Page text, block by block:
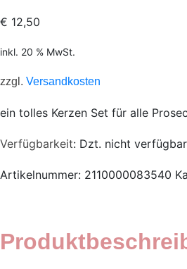
€ 12,50
inkl. 20 % MwSt.
zzgl. Versandkosten
ein tolles Kerzen Set für alle
Verfügbarkeit: Dzt. nicht verfügbar
Artikelnummer: 2110000083540